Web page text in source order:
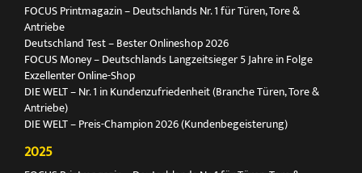
FOCUS Printmagazin – Deutschlands Nr. 1 für Türen, Tore &
Antriebe
Deutschland Test – Bester Onlineshop 2026
FOCUS Money – Deutschlands Langzeitsieger 5 Jahre in Folge
Exzellenter Online-Shop
DIE WELT – Nr. 1 in Kundenzufriedenheit (Branche Türen, Tore &
Antriebe)
DIE WELT – Preis-Champion 2026 (Kundenbegeisterung)
2025